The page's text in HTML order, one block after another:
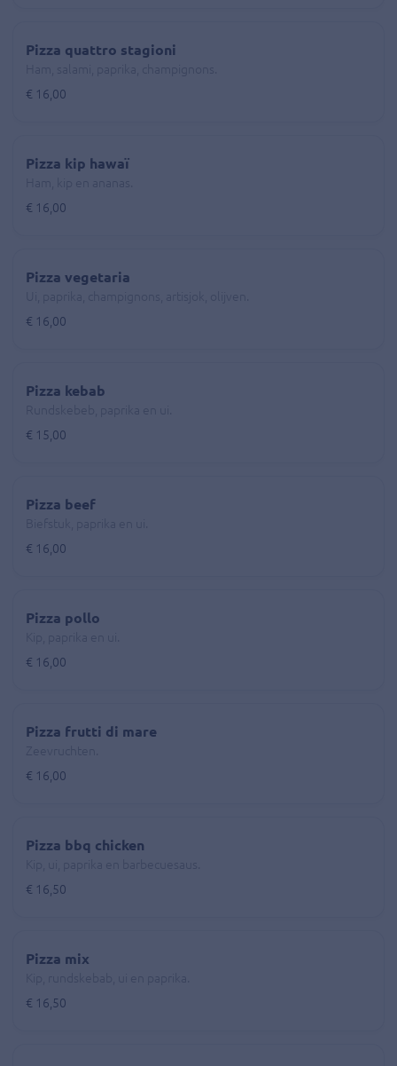
Pizza quattro stagioni
€ 16,00
Pizza kip hawaï
€ 16,00
Pizza vegetaria
€ 16,00
Pizza kebab
€ 15,00
Pizza beef
€ 16,00
Pizza pollo
€ 16,00
Pizza frutti di mare
€ 16,00
Pizza bbq chicken
€ 16,50
Pizza mix
€ 16,50